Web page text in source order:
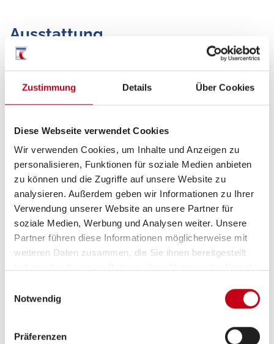
Zustimmung Details Über Cookies
Diese Webseite verwendet Cookies
Wir verwenden Cookies, um Inhalte und Anzeigen zu
personalisieren, Funktionen für soziale Medien anbieten
zu können und die Zugriffe auf unsere Website zu
analysieren. Außerdem geben wir Informationen zu Ihrer
Verwendung unserer Website an unsere Partner für
soziale Medien, Werbung und Analysen weiter. Unsere
Partner führen diese Informationen möglicherweise mit
weiteren Daten zusammen, die Sie ihnen bereitgestellt
Notwendig
Präferenzen
Ausstattung
Multifunktionslenkrad
Zentralverriegelung
Allwetterreifen
Notbremsassistent
Spurhalteassistent
Verkehrszeichenerkennung
Regensensor
Tempomat